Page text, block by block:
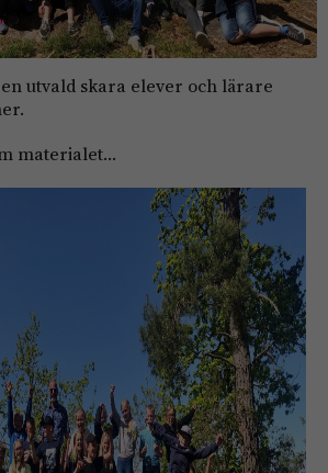
utvald skara elever och lärare
materialet…